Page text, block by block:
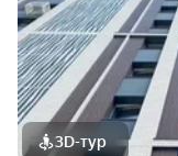
3D-тур